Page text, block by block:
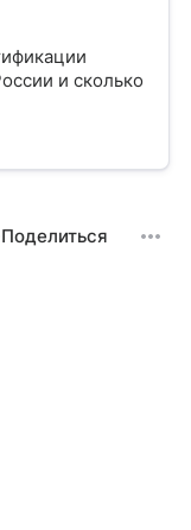
и сколько
Поделиться